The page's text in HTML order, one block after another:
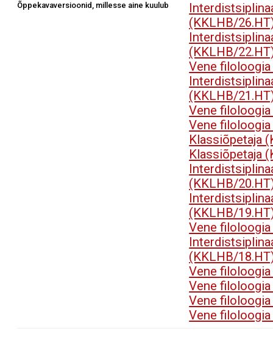
Õppekavaversioonid, millesse aine kuulub
(KKLHB/
(KKLHB/
Vene
(KKLHB/
Vene
Vene
Klassiõpetaja
Klassiõpetaja
(KKLHB/
(KKLHB/
Vene
(KKLHB/
Vene
Vene
Vene
Vene